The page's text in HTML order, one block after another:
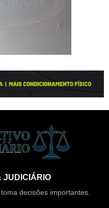
JUDICIÁRIO
decisões importantes.